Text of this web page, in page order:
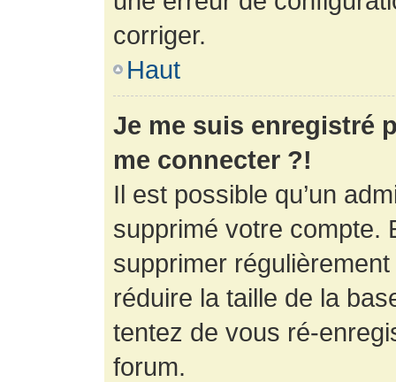
corriger.
Haut
Je me suis enregistré
me connecter ?!
Il est possible qu’un
supprimé votre compte.
supprimer
réduire la taille de la
tentez de vous ré-
forum.